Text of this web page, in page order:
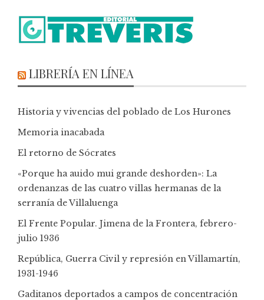
LIBRERÍA EN LÍNEA
Historia y vivencias del poblado de Los Hurones
Memoria inacabada
El retorno de Sócrates
«Porque ha auido mui grande deshorden»: La
ordenanzas de las cuatro villas hermanas de la
serranía de Villaluenga
El Frente Popular. Jimena de la Frontera, febrero-
julio 1936
República, Guerra Civil y represión en Villamartín,
1931-1946
Gaditanos deportados a campos de concentración